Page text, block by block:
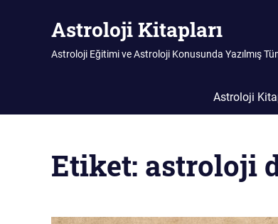
Astroloji Kitapları
Astroloji Eğitimi ve Astroloji Konusunda Yazılmış
Astroloji
Etiket: astroloji